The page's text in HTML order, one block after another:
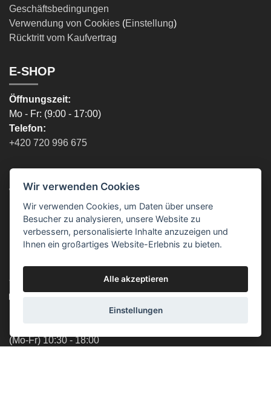
Geschäftsbedingungen
Verwendung von Cookies (Einstellung)
Rücktritt vom Kaufvertrag
E-SHOP
Öffnungszeit:
Mo - Fr: (9:00 - 17:00)
Telefon:
+420 720 996 675
UNSERE LÄDEN
Prag - Öffnungszeit:
(Mo-Fr) 10:00 - 18:00
(Sa) - geschlossen
(So) - geschlossen
Lucemburská 44, 130 00, Praha 3
(Mo-Fr) 10:30 - 18:00
Wir verwenden Cookies
Wir verwenden Cookies, um Daten über unsere
Besucher zu analysieren, unsere Website zu
verbessern, personalisierte Inhalte anzuzeigen und
Ihnen ein großartiges Website-Erlebnis zu bieten.
Alle akzeptieren
Einstellungen